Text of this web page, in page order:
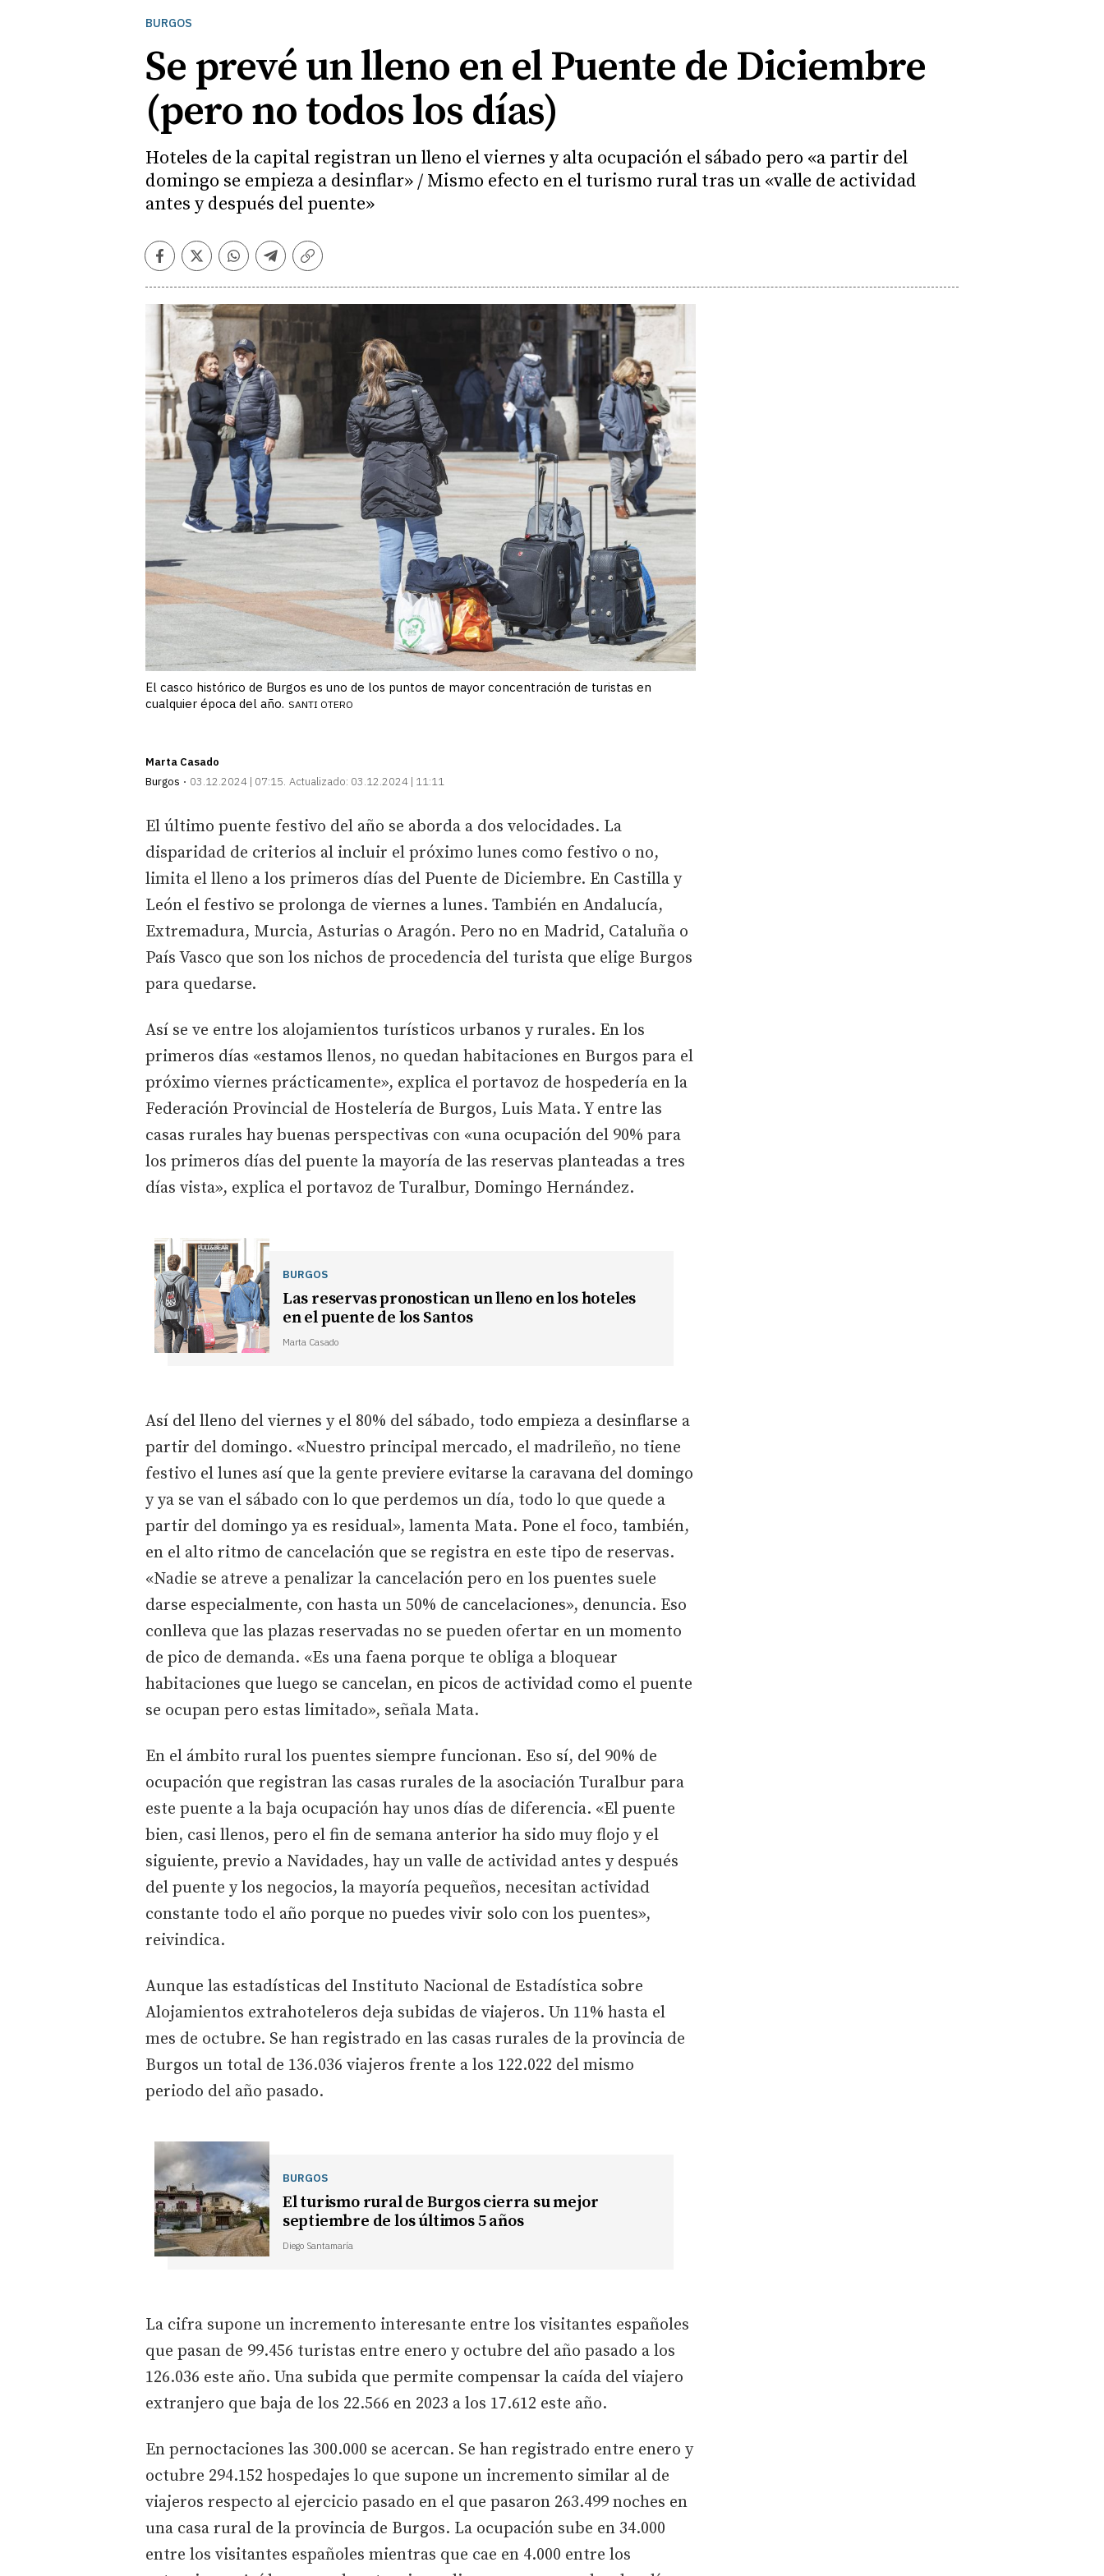
BURGOS
Se prevé un lleno en el Puente de Diciembre
(pero no todos los días)
Hoteles de la capital registran un lleno el viernes y alta ocupación el sábado pero «a partir del
domingo se empieza a desinflar» / Mismo efecto en el turismo rural tras un «valle de actividad
antes y después del puente»
Facebook
TwitterWhatsapp
Telegram
Copiar
El casco histórico de Burgos es uno de los puntos de mayor concentración de turistas en
cualquier época del año. SANTI OTERO
Marta Casado
Burgos
03.12.2024 | 07:15 Actualizado: 03.12.2024 | 11:11
El último puente festivo del año se aborda a dos velocidades. La
disparidad de criterios al incluir el próximo lunes como festivo o no,
limita el lleno a los primeros días del Puente de Diciembre. En Castilla y
León el festivo se prolonga de viernes a lunes. También en Andalucía,
Extremadura, Murcia, Asturias o Aragón. Pero no en Madrid, Cataluña o
País Vasco que son los nichos de procedencia del turista que elige Burgos
para quedarse.
Así se ve entre los alojamientos turísticos urbanos y rurales. En los
primeros días «estamos llenos, no quedan habitaciones en Burgos para el
próximo viernes prácticamente», explica el portavoz de hospedería en la
Federación Provincial de Hostelería de Burgos, Luis Mata. Y entre las
casas rurales hay buenas perspectivas con «una ocupación del 90% para
los primeros días del puente la mayoría de las reservas planteadas a tres
días vista», explica el portavoz de Turalbur, Domingo Hernández.
BURGOS
Las reservas pronostican un lleno en los hoteles
en el puente de los Santos
Marta Casado
Así del lleno del viernes y el 80% del sábado, todo empieza a desinflarse a
partir del domingo. «Nuestro principal mercado, el madrileño, no tiene
festivo el lunes así que la gente previere evitarse la caravana del domingo
y ya se van el sábado con lo que perdemos un día, todo lo que quede a
partir del domingo ya es residual», lamenta Mata. Pone el foco, también,
en el alto ritmo de cancelación que se registra en este tipo de reservas.
«Nadie se atreve a penalizar la cancelación pero en los puentes suele
darse especialmente, con hasta un 50% de cancelaciones», denuncia. Eso
conlleva que las plazas reservadas no se pueden ofertar en un momento
de pico de demanda. «Es una faena porque te obliga a bloquear
habitaciones que luego se cancelan, en picos de actividad como el puente
se ocupan pero estas limitado», señala Mata.
En el ámbito rural los puentes siempre funcionan. Eso sí, del 90% de
ocupación que registran las casas rurales de la asociación Turalbur para
este puente a la baja ocupación hay unos días de diferencia. «El puente
bien, casi llenos, pero el fin de semana anterior ha sido muy flojo y el
siguiente, previo a Navidades, hay un valle de actividad antes y después
del puente y los negocios, la mayoría pequeños, necesitan actividad
constante todo el año porque no puedes vivir solo con los puentes»,
reivindica.
Aunque las estadísticas del Instituto Nacional de Estadística sobre
Alojamientos extrahoteleros deja subidas de viajeros. Un 11% hasta el
mes de octubre. Se han registrado en las casas rurales de la provincia de
Burgos un total de 136.036 viajeros frente a los 122.022 del mismo
periodo del año pasado.
BURGOS
El turismo rural de Burgos cierra su mejor
septiembre de los últimos 5 años
Diego Santamaría
La cifra supone un incremento interesante entre los visitantes españoles
que pasan de 99.456 turistas entre enero y octubre del año pasado a los
126.036 este año. Una subida que permite compensar la caída del viajero
extranjero que baja de los 22.566 en 2023 a los 17.612 este año.
En pernoctaciones las 300.000 se acercan. Se han registrado entre enero y
octubre 294.152 hospedajes lo que supone un incremento similar al de
viajeros respecto al ejercicio pasado en el que pasaron 263.499 noches en
una casa rural de la provincia de Burgos. La ocupación sube en 34.000
entre los visitantes españoles mientras que cae en 4.000 entre los